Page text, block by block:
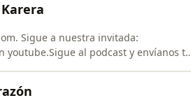
Sigue a nuestra invitada:
al podcast y envíanos